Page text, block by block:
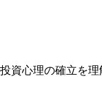
資心理の確立を